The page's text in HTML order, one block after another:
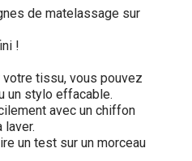
de matelassage sur
!
tissu, vous pouvez
un stylo effacable.
avec un chiffon
laver.
un test sur un morceau